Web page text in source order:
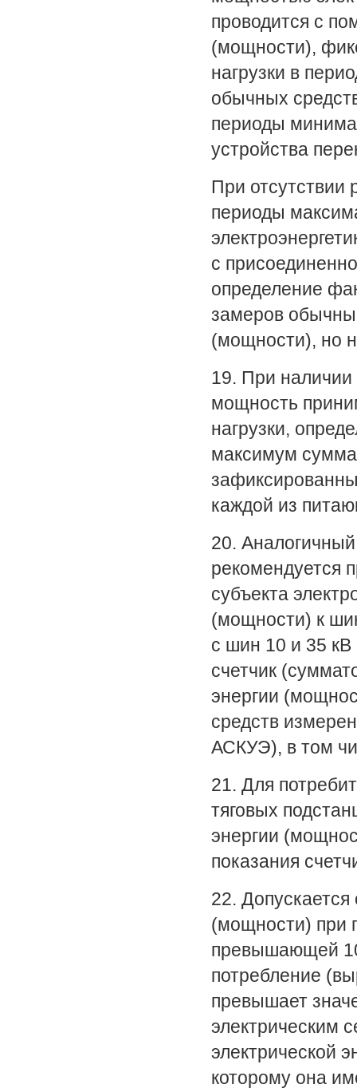
проводится с
(мощности),
нагрузки в
обычных
периоды
устройства
При отсутствии
периоды
с
определение
замеров
(мощности), но
19. При наличии
мощность
нагрузки,
максимум
каждой из
20.
рекомендуется
субъекта
(мощности) к
с шин 10 и 35 кВ
счетчик
энергии
средств
АСКУЭ), в том
21. Для
тяговых
энергии
показания
22. Допускается
(мощности) при
превышающей
потребление
превышает
электрическим
электрической
которому она